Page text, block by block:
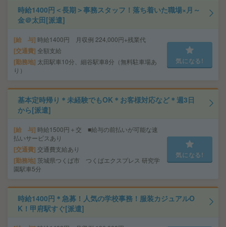
時給1400円＜長期＞事務スタッフ！落ち着いた職場×月～
金＠太田[派遣]
給 与 時給1400円 月収例 224,000円+残業代
交通費 全額支給
勤務地 太田駅車10分、細谷駅車8分（無料駐車場あ
り）
気になる!
基本定時帰り＊未経験でもOK＊お客様対応など＊週3日
から[派遣]
給 与 時給1500円＋交 ■給与の前払いが可能な速
払いサービスあり
交通費 交通費支給あり
勤務地 茨城県つくば市 つくばエクスプレス 研究学
園駅車5分
気になる!
時給1400円＊急募！人気の学校事務！服装カジュアルO
K！甲府駅すぐ[派遣]